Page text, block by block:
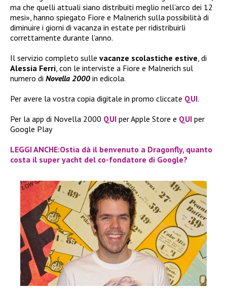
ma che quelli attuali siano distribuiti meglio nell’arco dei 12
mesi», hanno spiegato Fiore e Malnerich sulla possibilità di
diminuire i giorni di vacanza in estate per ridistribuirli
correttamente durante l’anno.
Il servizio completo sulle vacanze scolastiche estive , di
Alessia Ferri , con le interviste a Fiore e Malnerich sul
numero di Novella 2000 in edicola.
Per avere la vostra copia digitale in promo cliccate QUI.
Per la app di Novella 2000 QUI per Apple Store e QUI per
Google Play
LEGGI ANCHE:Ostia dà il benvenuto a Dragonfly, quanto
costa il super yacht del co-fondatore di Google?